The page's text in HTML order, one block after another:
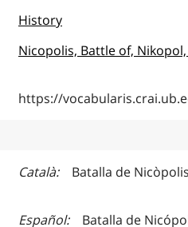
History
Nicopolis, Battle of, Nikopol,
https://
Català Batalla de
Español
Batalla de